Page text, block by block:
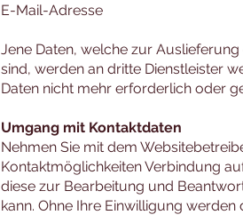
E-Mail-Adresse
Jene Daten, welche zur
sind, werden an dritte Dienstleister
Daten nicht mehr erforderlich oder
Umgang mit Kontaktdaten
Nehmen Sie mit dem
Kontaktmöglichkeiten Verbindung
diese zur Bearbeitung und
kann. Ohne Ihre Einwilligung